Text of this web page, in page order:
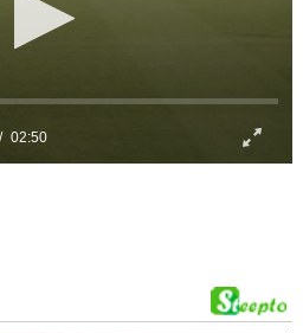
02:50